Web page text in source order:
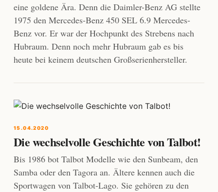
eine goldene Ära. Denn die Daimler-Benz AG stellte
1975 den Mercedes-Benz 450 SEL 6.9 Mercedes-
Benz vor. Er war der Hochpunkt des Strebens nach
Hubraum. Denn noch mehr Hubraum gab es bis
heute bei keinem deutschen Großserienhersteller.
15.04.2020
Die wechselvolle Geschichte von Talbot!
Bis 1986 bot Talbot Modelle wie den Sunbeam, den
Samba oder den Tagora an. Ältere kennen auch die
Sportwagen von Talbot-Lago. Sie gehören zu den